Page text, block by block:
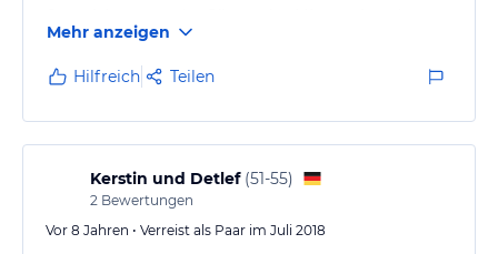
oder auch nur so etwas wie einen Wasserkocher
handeln - die zwei tun immer ihr Bestes um den
Gästen alle Wünsche zu erfüllen.
Die Lage vom Guesthouse ist auch sehr gut; in 20
Minuten ist man zu Fuß am Strand, genau so lange
braucht man zum nächst gelegenen Supermarkt.…
Mehr anzeigen
Hilfreich Teilen
Kerstin und Detlef (51-55)
2 Bewertungen
Vor 8 Jahren • Verreist als Paar im Juli 2018